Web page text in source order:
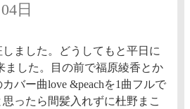
日
ました。どうしてもと平日に
ました。目の前で福原綾香とか
バー曲love &peachを1曲フルで
ったら間髪入れずに杜野まこ